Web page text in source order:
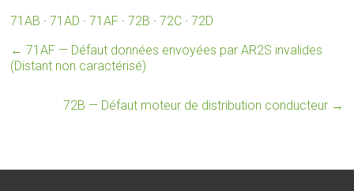
71AB ·71AD ·71AF ·72B ·72C ·72D
← 71AF — Défaut données envoyées par AR2S invalides
(Distant non caractérisé)
72B — Défaut moteur de distribution conducteur →